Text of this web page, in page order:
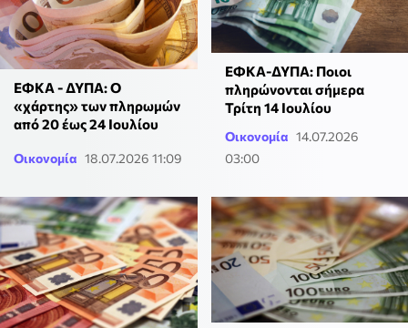
ΕΦΚΑ - ΔΥΠΑ: Ο
«χάρτης» των πληρωμών
από 20 έως 24 Ιουλίου
Οικονομία 18.07.2026 11:09
ΕΦΚΑ-ΔΥΠΑ: Ποιοι
πληρώνονται σήμερα
Τρίτη 14 Ιουλίου
Οικονομία 14.07.2026
03:00